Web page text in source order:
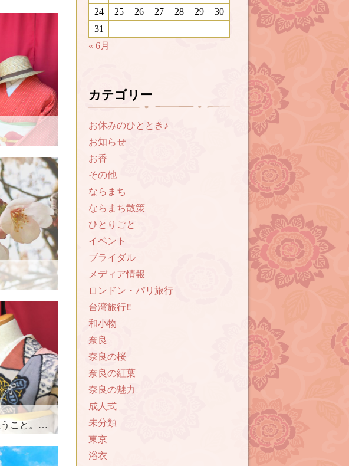
。。。
24
25 26 27 28 29
30
31
« 6月
カテゴリー
お休みのひととき♪
お知らせ
お香
その他
ならまち
ならまち散策
ひとりごと
イベント
ブライダル
メディア情報
ロンドン・パリ旅行
台湾旅行‼︎
和小物
奈良
奈良の桜
奈良の紅葉
奈良の魅力
成人式
未分類
東京
浴衣